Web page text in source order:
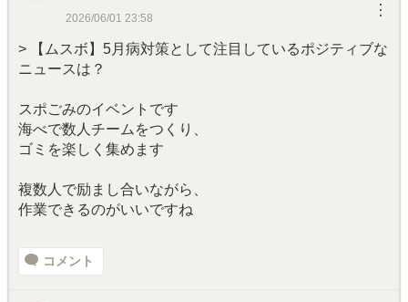
2026/06/01 23:58 ︙
> 【ムスボ】5月病対策として注目しているポジティブな
ニュースは？
スポごみのイベントです
海べで数人チームをつくり、
ゴミを楽しく集めます
複数人で励まし合いながら、
作業できるのがいいですね
コメント